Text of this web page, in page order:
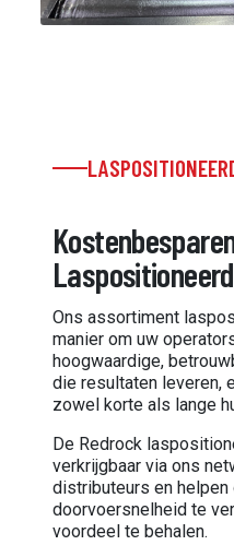
Ons assortiment
manier om uw
hoogwaardige,
die resultaten leveren,
zowel korte als lange
De Redrock
verkrijgbaar via ons
distributeurs en helpen
doorvoersnelheid te
voordeel te behalen.